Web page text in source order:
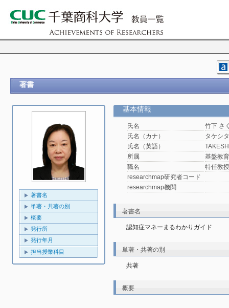
著書
著書名
単著・共著の別
概要
発行所
発行年月
担当授業科目
基本情報
氏名
竹下 さ
氏名（カナ）
タケシ
氏名（英語）
所属
基盤教
職名
特任教授
researchmap研究者コード
researchmap機関
著書名
認知症マネーまるわかりガイド
単著・共著の別
共著
概要